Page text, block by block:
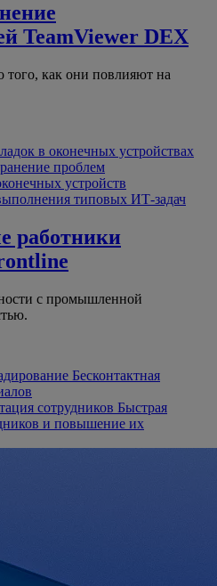
TeamViewer DEX
того, как они повлияют на
в оконечных устройствах
проблем
устройств
типовых ИТ-задач
работники
с промышленной
Бесконтактная
сотрудников Быстрая
и повышение их